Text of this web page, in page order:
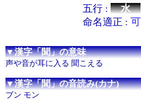
五行 : 水
命名適正 : 可
▼漢字「聞」の意味
声や音が耳に入る 聞こえる
▼漢字「聞」の音読み(カナ)
ブン モン